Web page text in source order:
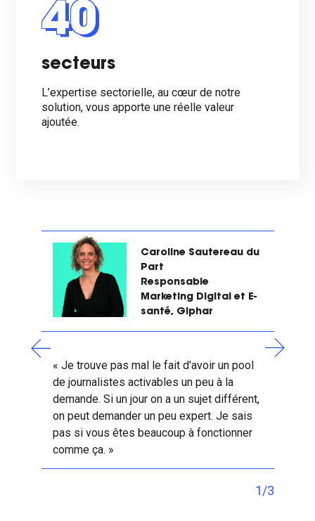
40
secteurs
L’expertise sectorielle, au cœur de notre
solution, vous apporte une réelle valeur
ajoutée.
Caroline Sautereau du
Part
Responsable
Marketing Digital et E-
santé, Giphar
« Je trouve pas mal le fait d'avoir un pool
de journalistes activables un peu à la
demande. Si un jour on a un sujet différent,
on peut demander un peu expert. Je sais
pas si vous êtes beaucoup à fonctionner
comme ça. »
1/3